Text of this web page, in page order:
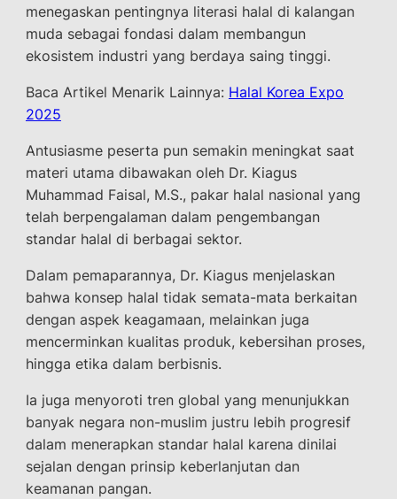
menegaskan pentingnya literasi halal di kalangan
muda sebagai fondasi dalam membangun
ekosistem industri yang berdaya saing tinggi.
Baca Artikel Menarik Lainnya: Halal Korea Expo
2025
Antusiasme peserta pun semakin meningkat saat
materi utama dibawakan oleh Dr. Kiagus
Muhammad Faisal, M.S., pakar halal nasional yang
telah berpengalaman dalam pengembangan
standar halal di berbagai sektor.
Dalam pemaparannya, Dr. Kiagus menjelaskan
bahwa konsep halal tidak semata-mata berkaitan
dengan aspek keagamaan, melainkan juga
mencerminkan kualitas produk, kebersihan proses,
hingga etika dalam berbisnis.
Ia juga menyoroti tren global yang menunjukkan
banyak negara non-muslim justru lebih progresif
dalam menerapkan standar halal karena dinilai
sejalan dengan prinsip keberlanjutan dan
keamanan pangan.